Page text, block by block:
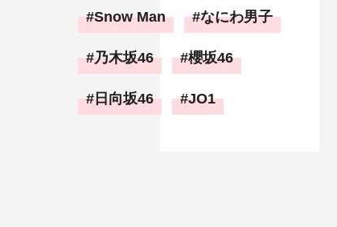
Snow Man なにわ男子
乃木坂46 櫻坂46
日向坂46 JO1